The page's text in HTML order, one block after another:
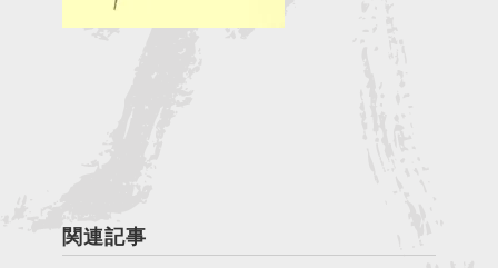
関連記事